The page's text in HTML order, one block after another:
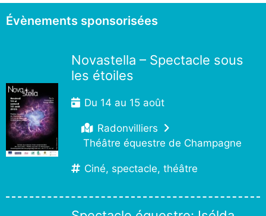
Évènements sponsorisées
Novastella – Spectacle sous
les étoiles
Du 14 au 15 août
Radonvilliers
Théâtre équestre de Champagne
Ciné, spectacle, théâtre